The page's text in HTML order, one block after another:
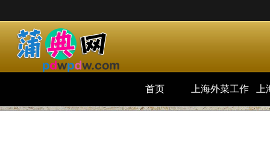
首页 上海外菜工作